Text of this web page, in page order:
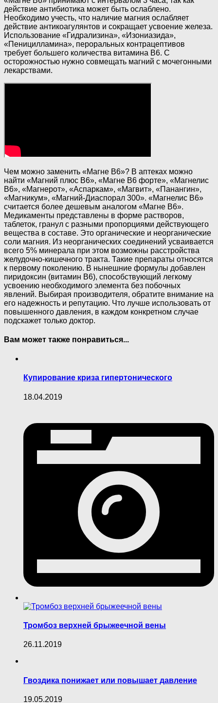
действие антибиотика может быть ослаблено.
Необходимо учесть, что наличие магния ослабляет
действие антикоагулянтов и сокращает усвоение железа.
Использование «Гидрализина», «Изониазида»,
«Пеницилламина», пероральных контрацептивов
требует большего количества витамина В6. С
осторожностью нужно совмещать магний с мочегонными
лекарствами.
Чем можно заменить «Магне В6»? В аптеках можно
найти «Магний плюс В6», «Магне B6 форте», «Магнелис
В6», «Магнерот», «Аспаркам», «Магвит», «Панангин»,
«Магникум», «Магний-Диаспорал 300». «Магнелис В6»
считается более дешевым аналогом «Магне В6».
Медикаменты представлены в форме растворов,
таблеток, гранул с разными пропорциями действующего
вещества в составе. Это органические и неорганические
соли магния. Из неорганических соединений усваивается
всего 5% минерала при этом возможны расстройства
желудочно-кишечного тракта. Такие препараты относятся
к первому поколению. В нынешние формулы добавлен
пиридоксин (витамин В6), способствующий легкому
усвоению необходимого элемента без побочных
явлений. Выбирая производителя, обратите внимание на
его надежность и репутацию. Что лучше использовать от
повышенного давления, в каждом конкретном случае
подскажет только доктор.
Вам может также понравиться...
Купирование криза гипертонического
18.04.2019
Тромбоз верхней брыжеечной вены
26.11.2019
Гвоздика понижает или повышает давление
19.05.2019